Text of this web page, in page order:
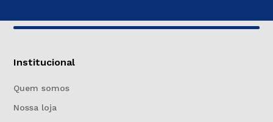
Institucional
Quem somos
Nossa loja